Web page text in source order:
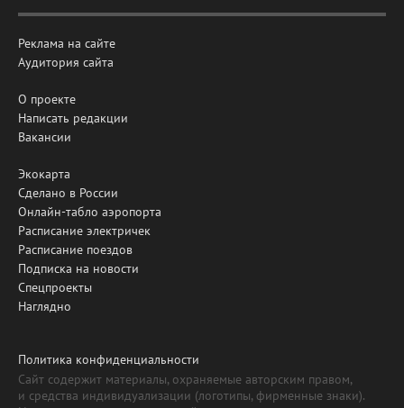
Реклама на сайте
Аудитория сайта
О проекте
Написать редакции
Вакансии
Экокарта
Сделано в России
Онлайн-табло аэропорта
Расписание электричек
Расписание поездов
Подписка на новости
Спецпроекты
Наглядно
Политика конфиденциальности
Сайт содержит материалы, охраняемые авторским правом,
и средства индивидуализации (логотипы, фирменные знаки).